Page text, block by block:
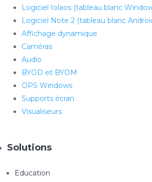
Logiciel Iolaos (tableau blanc
Logiciel Note 2 (tableau blanc
Affichage dynamique
Caméras
Audio
BYOD et BYOM
OPS Windows
Supports écran
Visualiseurs
Solutions
Education